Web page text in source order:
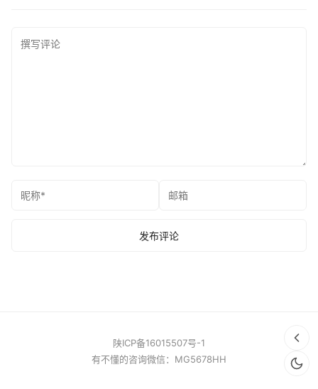
陕ICP备16015507号-1
有不懂的咨询微信：MG5678HH